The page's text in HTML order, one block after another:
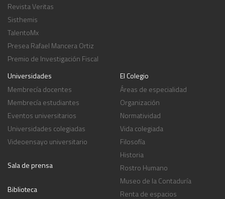
Revista Veritas
Sisthemis
TalentoMx
Presea Rafael Mancera Ortiz
Premio de Investigación Fiscal
Universidades
Membrecía docentes
Membrecía estudiantes
Eventos universitarios
Universidades colegiadas
Videoensayo universitario
Sala de prensa
Biblioteca
El Colegio
Áreas de especialidad
Organización
Normatividad
Vida colegiada
Filosofía
Historia
Rostro Humano
Museo de la Contaduría
Renta de espacios